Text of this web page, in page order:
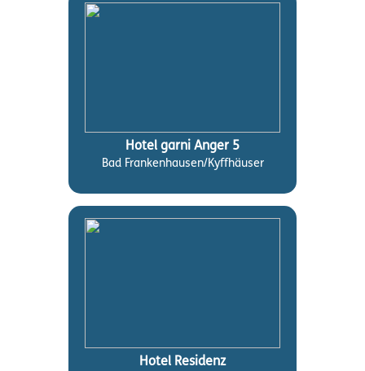
Hotel garni Anger 5
Bad Frankenhausen/Kyffhäuser
Hotel Residenz